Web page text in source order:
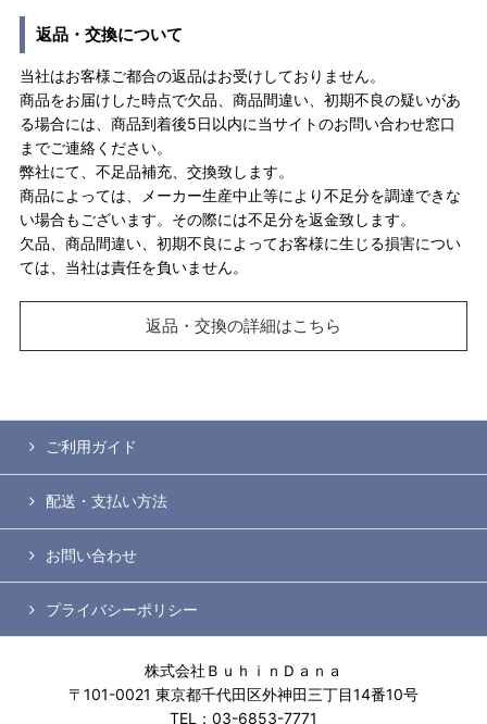
返品・交換について
当社はお客様ご都合の返品はお受けしておりません。
商品をお届けした時点で欠品、商品間違い、初期不良の疑いがあ
る場合には、商品到着後5日以内に当サイトのお問い合わせ窓口
までご連絡ください。
弊社にて、不足品補充、交換致します。
商品によっては、メーカー生産中止等により不足分を調達できな
い場合もございます。その際には不足分を返金致します。
欠品、商品間違い、初期不良によってお客様に生じる損害につい
ては、当社は責任を負いません。
返品・交換の詳細はこちら
ご利用ガイド
配送・支払い方法
お問い合わせ
プライバシーポリシー
株式会社ＢｕｈｉｎＤａｎａ
〒101-0021 東京都千代田区外神田三丁目14番10号
TEL：03-6853-7771